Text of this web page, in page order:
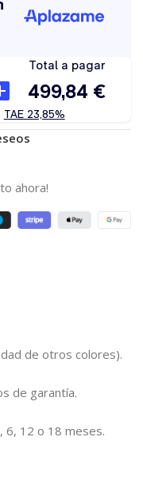
ahora!
de otros colores).
de garantía.
6, 12 o 18 meses.